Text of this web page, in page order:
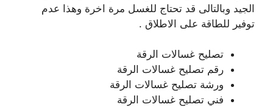
الجيد وبالتالى قد تحتاج للغسل مرة اخرة وهذا عدم
توفير للطاقة على الاطلاق .
تصليح غسالات الرقة
رقم تصليح غسالات الرقة
ورشة تصليح غسالات الرقة
فني تصليح غسالات الرقة